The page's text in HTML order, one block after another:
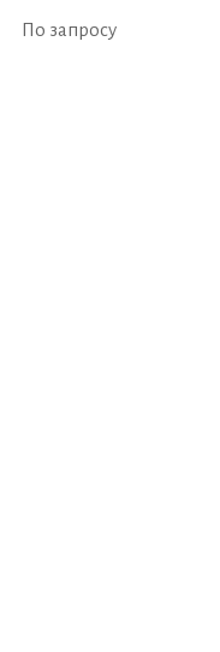
По запросу